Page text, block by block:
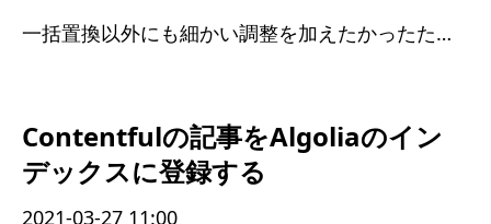
一括置換以外にも細かい調整を加えたかったため、更新と公開でスクリプトを分けることにした
Contentfulの記事をAlgoliaのイン
デックスに登録する
2021-03-27 11:00